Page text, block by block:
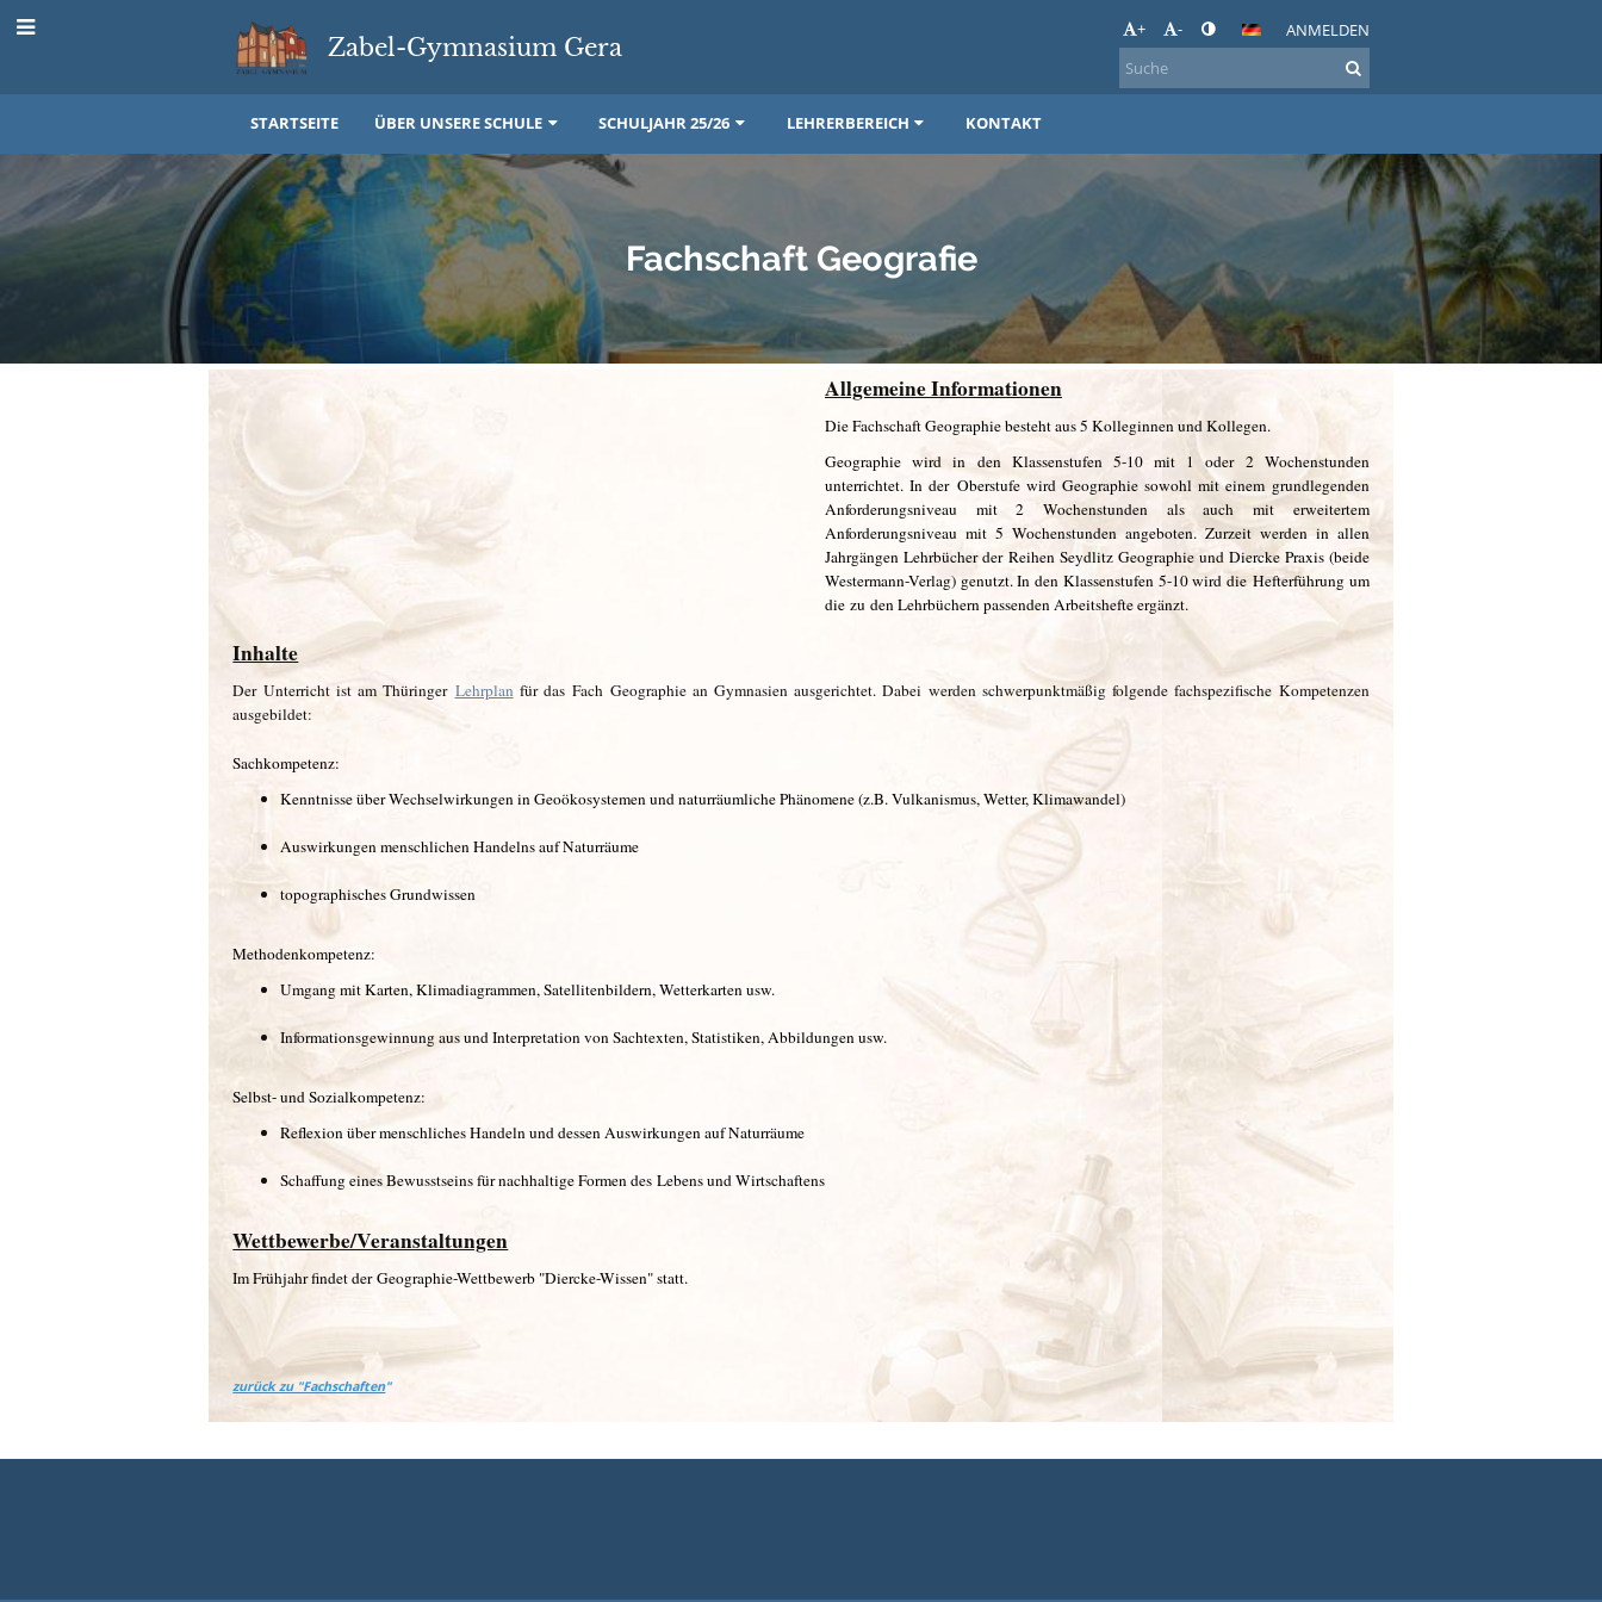
Zabel-Gymnasium Gera
+ - ANMELDEN
STARTSEITE ÜBER UNSERE SCHULE SCHULJAHR 25/26 LEHRERBEREICH KONTAKT
Fachschaft Geografie
Allgemeine Informationen
Die Fachschaft Geographie besteht aus 5 Kolleginnen und Kollegen.
Geographie wird in den Klassenstufen 5-10 mit 1 oder 2 Wochenstunden
unterrichtet. In der Oberstufe wird Geographie sowohl mit einem grundlegenden
Anforderungsniveau mit 2 Wochenstunden als auch mit erweitertem
Anforderungsniveau mit 5 Wochenstunden angeboten. Zurzeit werden in allen
Jahrgängen Lehrbücher der Reihen Seydlitz Geographie und Diercke Praxis (beide
Westermann-Verlag) genutzt. In den Klassenstufen 5-10 wird die Hefterführung um
die zu den Lehrbüchern passenden Arbeitshefte ergänzt.
Inhalte
Der Unterricht ist am Thüringer Lehrplan für das Fach Geographiean Gymnasien ausgerichtet. Dabei werden schwerpunktmäßig folgende fachspezifische Kompetenzen
ausgebildet:
Sachkompetenz:
Kenntnisse über Wechselwirkungen in Geoökosystemen und naturräumliche Phänomene (z.B. Vulkanismus, Wetter, Klimawandel)
Auswirkungen menschlichen Handelns auf Naturräume
topographisches Grundwissen
Methodenkompetenz:
Umgang mit Karten, Klimadiagrammen, Satellitenbildern, Wetterkarten usw.
Informationsgewinnung aus und Interpretation von Sachtexten, Statistiken, Abbildungen usw.
Selbst- und Sozialkompetenz:
Reflexion über menschliches Handeln und dessen Auswirkungen auf Naturräume
Schaffung eines Bewusstseins für nachhaltige Formen des Lebens und Wirtschaftens
Wettbewerbe/Veranstaltungen
Im Frühjahr findet der Geographie-Wettbewerb "Diercke-Wissen" statt.
zurück zu "Fachschaften"